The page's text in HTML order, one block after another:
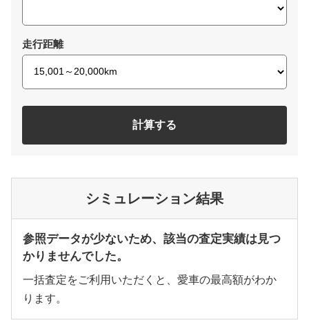
走行距離
計算する
シミュレーション結果
参照データが少ないため、該当の査定実績は見つ
かりませんでした。
一括査定をご利用いただくと、愛車の最高額がわか
ります。